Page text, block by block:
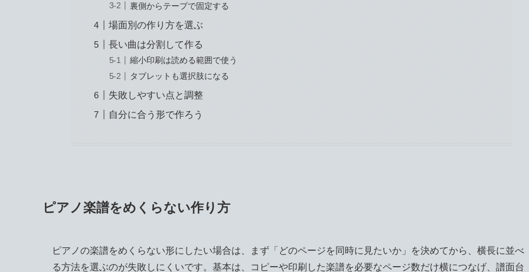
裏側からテープで固定する
場面別の作り方を選ぶ
長い曲は分割して作る
縮小印刷は読める範囲で使う
タブレットも選択肢になる
失敗しやすい点と調整
自分に合う形で作ろう
ピアノ楽譜をめくらない作り方
ピアノの楽譜をめくらない形にしたい場合は、まず「どのページを同時に見たいか」を決めてから、横長に並べ
る方法を選ぶのが失敗しにくいです。基本は、コピーや印刷した楽譜を必要なページ数だけ横につなげ、譜面台